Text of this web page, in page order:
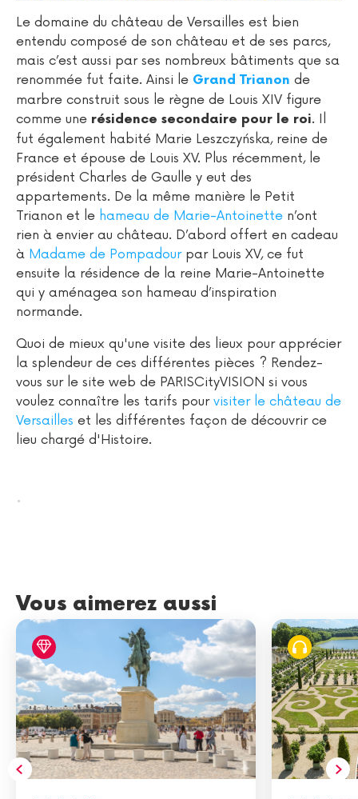
Le domaine du château de Versailles est bien
entendu composé de son château et de ses parcs,
mais c’est aussi par ses nombreux bâtiments que sa
renommée fut faite. Ainsi le Grand Trianon de
marbre construit sous le règne de Louis XIV figure
comme une résidence secondaire pour le roi. Il
fut également habité Marie Leszczyńska, reine de
France et épouse de Louis XV. Plus récemment, le
président Charles de Gaulle y eut des
appartements. De la même manière le Petit
Trianon et le hameau de Marie-Antoinette n’ont
rien à envier au château. D’abord offert en cadeau
à Madame de Pompadourpar Louis XV, ce fut
ensuite la résidence de la reine Marie-Antoinette
qui y aménagea son hameau d’inspiration
normande.
Quoi de mieux qu'une visite des lieux pour apprécier
la splendeur de ces différentes pièces ? Rendez-
vous sur le site web de PARISCityVISION si vous
voulez connaître les tarifs pour visiter le château de
Versailles et les différentes façon de découvrir ce
lieu chargé d'Histoire.
.
Vous aimerez aussi